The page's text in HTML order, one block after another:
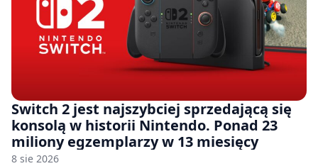
Switch 2 jest najszybciej sprzedającą się
konsolą w historii Nintendo. Ponad 23
miliony egzemplarzy w 13 miesięcy
8 sie 2026